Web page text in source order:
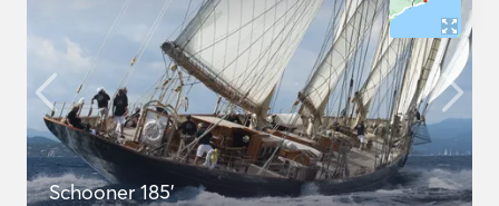
Schooner 185'